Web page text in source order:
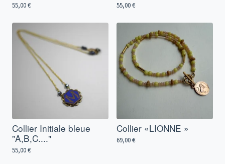
55,00€ 55,00€
Collier Initiale bleue
"A,B,C...."
55,00€
Collier «LIONNE »
69,00€